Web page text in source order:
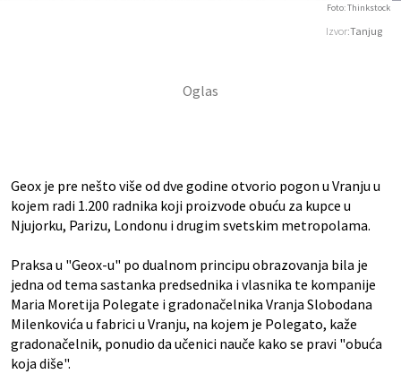
Izvor:Tanjug
Foto: Thinkstock
Geox je pre nešto više od dve godine otvorio pogon u Vranju u
kojem radi 1.200 radnika koji proizvode obuću za kupce u
Njujorku, Parizu, Londonu i drugim svetskim metropolama.
Praksa u "Geox-u" po dualnom principu obrazovanja bila je
jedna od tema sastanka predsednika i vlasnika te kompanije
Maria Moretija Polegate i gradonačelnika Vranja Slobodana
Milenkovića u fabrici u Vranju, na kojem je Polegato, kaže
gradonačelnik, ponudio da učenici nauče kako se pravi "obuća
koja diše".